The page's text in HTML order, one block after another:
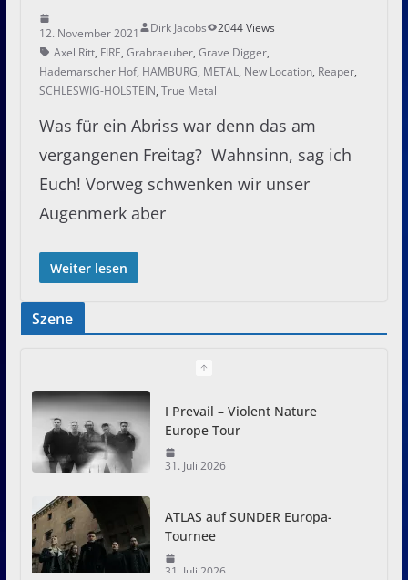
12. November 2021 Dirk Jacobs
2044 Views
Axel Ritt, FIRE, Grabraeuber, Grave Digger,
Hademarscher Hof, HAMBURG, METAL, New Location, Reaper,
SCHLESWIG-HOLSTEIN, True Metal
Was für ein Abriss war denn das am
vergangenen Freitag? Wahnsinn, sag ich
Euch! Vorweg schwenken wir unser
Augenmerk aber
Weiter lesen
Szene
I Prevail – Violent Nature
Europe Tour
31. Juli 2026
ATLAS auf SUNDER Europa-
Tournee
31. Juli 2026